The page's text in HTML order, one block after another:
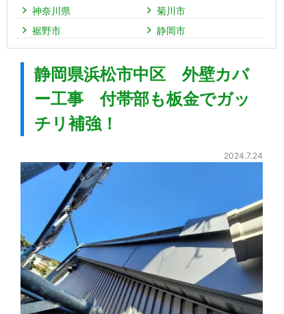
神奈川県
菊川市
裾野市
静岡市
静岡県浜松市中区 外壁カバ
ー工事 付帯部も板金でガッ
チリ補強！
2024.7.24